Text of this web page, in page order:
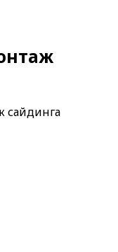
сайдинга